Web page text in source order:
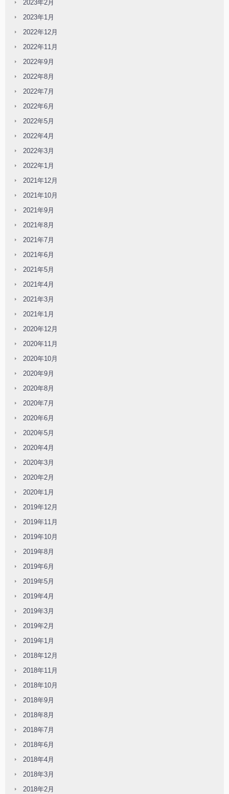
2023年2月
2023年1月
2022年12月
2022年11月
2022年9月
2022年8月
2022年7月
2022年6月
2022年5月
2022年4月
2022年3月
2022年1月
2021年12月
2021年10月
2021年9月
2021年8月
2021年7月
2021年6月
2021年5月
2021年4月
2021年3月
2021年1月
2020年12月
2020年11月
2020年10月
2020年9月
2020年8月
2020年7月
2020年6月
2020年5月
2020年4月
2020年3月
2020年2月
2020年1月
2019年12月
2019年11月
2019年10月
2019年8月
2019年6月
2019年5月
2019年4月
2019年3月
2019年2月
2019年1月
2018年12月
2018年11月
2018年10月
2018年9月
2018年8月
2018年7月
2018年6月
2018年4月
2018年3月
2018年2月